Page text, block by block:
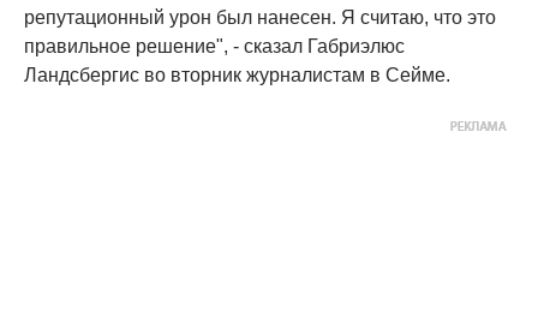
репутационный урон был нанесен. Я считаю, что это
правильное решение", - сказал Габриэлюс
Ландсбергис во вторник журналистам в Сейме.